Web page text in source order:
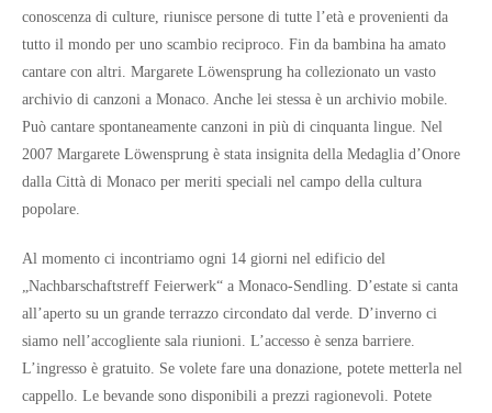
conoscenza di culture, riunisce persone di tutte l’età e provenienti da
tutto il mondo per uno scambio reciproco. Fin da bambina ha amato
cantare con altri. Margarete Löwensprung ha collezionato un vasto
archivio di canzoni a Monaco. Anche lei stessa è un archivio mobile.
Può cantare spontaneamente canzoni in più di cinquanta lingue. Nel
2007 Margarete Löwensprung è stata insignita della Medaglia d’Onore
dalla Città di Monaco per meriti speciali nel campo della cultura
popolare.
Al momento ci incontriamo ogni 14 giorni nel edificio del
„Nachbarschaftstreff Feierwerk“ a Monaco-Sendling. D’estate si canta
all’aperto su un grande terrazzo circondato dal verde. D’inverno ci
siamo nell’accogliente sala riunioni. L’accesso è senza barriere.
L’ingresso è gratuito. Se volete fare una donazione, potete metterla nel
cappello. Le bevande sono disponibili a prezzi ragionevoli. Potete